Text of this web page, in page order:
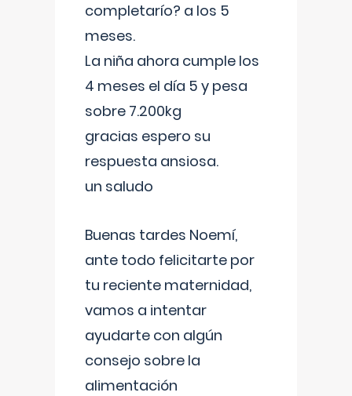
completarío? a los 5
meses.
La niña ahora cumple los
4 meses el día 5 y pesa
sobre 7.200kg
gracias espero su
respuesta ansiosa.
un saludo
Buenas tardes Noemí,
ante todo felicitarte por
tu reciente maternidad,
vamos a intentar
ayudarte con algún
consejo sobre la
alimentación